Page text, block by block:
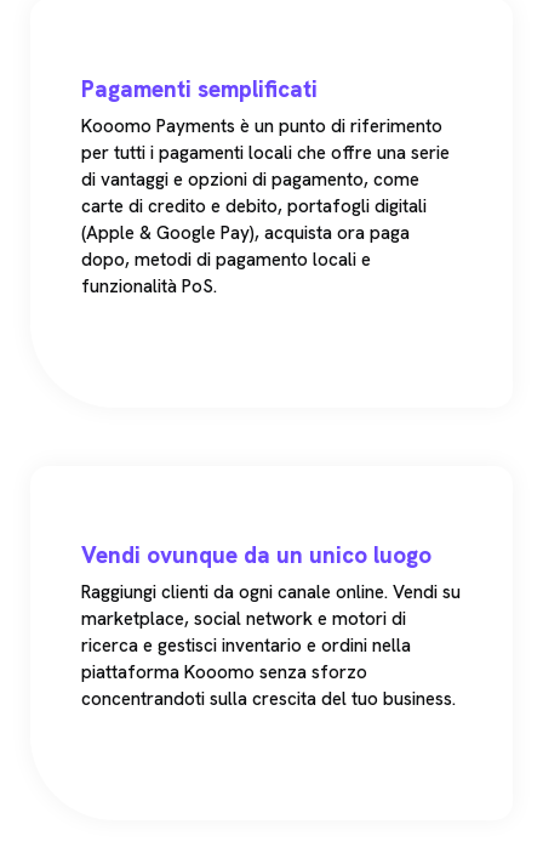
Pagamenti semplificati
Kooomo Payments è un punto di riferimento
per tutti i pagamenti locali che offre una serie
di vantaggi e opzioni di pagamento, come
carte di credito e debito, portafogli digitali
(Apple & Google Pay), acquista ora paga
dopo, metodi di pagamento locali e
funzionalità PoS.
Vendi ovunque da un unico luogo
Raggiungi clienti da ogni canale online. Vendi su
marketplace, social network e motori di
ricerca e gestisci inventario e ordini nella
piattaforma Kooomo senza sforzo
concentrandoti sulla crescita del tuo business.